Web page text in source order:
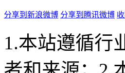
分享到新浪微博 分享到腾讯微博
1.本站遵循行